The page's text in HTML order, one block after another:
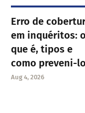
Erro de
em inquéritos: o
que é, tipos e
como preveni-lo
Aug 4, 2026